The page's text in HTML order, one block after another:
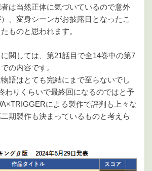
は当然正体に気づいているので意外
、変身シーンがお披露目となったこ
ものと思われます。
に関しては、第21話目で全14巻中の第7
の内容です。
語はとても完結にまで至らないでし
わりくらいで最終回になるのではと予
による製作で評判も上々な
期製作も決まっているものと考えら